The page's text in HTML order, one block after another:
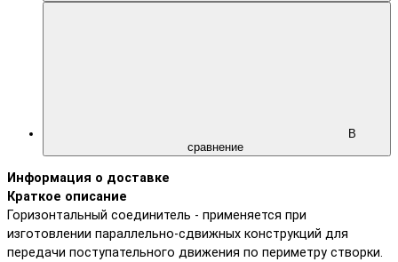
В
сравнение
Информация о доставке
Краткое описание
Горизонтальный соединитель - применяется при
изготовлении параллельно-сдвижных конструкций для
передачи поступательного движения по периметру створки.